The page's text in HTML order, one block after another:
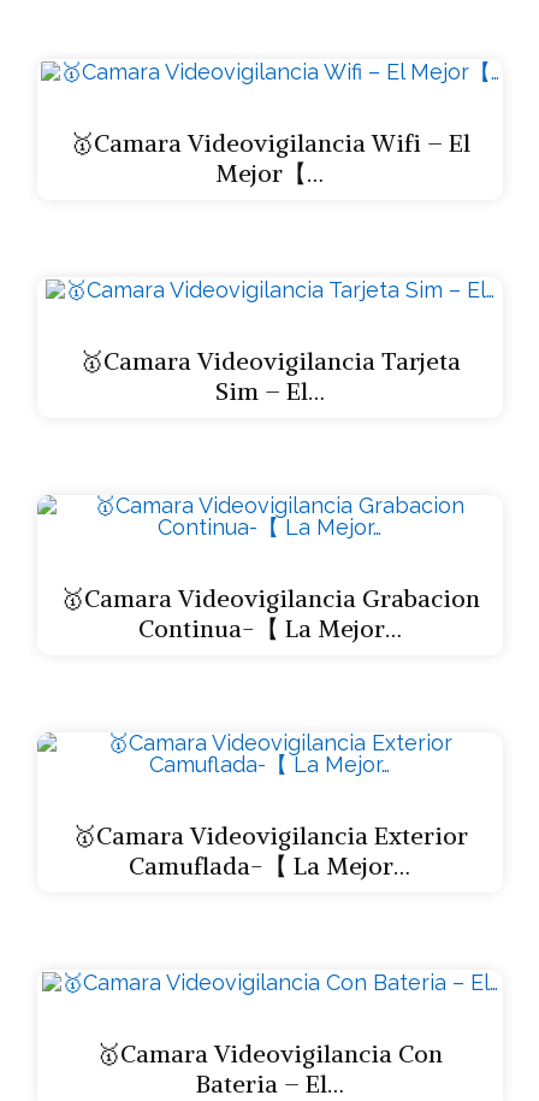
🥇Camara Videovigilancia Wifi – El
Mejor【…
🥇Camara Videovigilancia Tarjeta
Sim – El…
🥇Camara Videovigilancia Grabacion
Continua-【 La Mejor…
🥇Camara Videovigilancia Exterior
Camuflada-【 La Mejor…
🥇Camara Videovigilancia Con
Bateria – El…